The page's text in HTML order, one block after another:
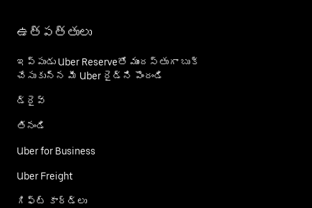
ఉత్పత్తులు
ఇప్పుడు Uber Reserveతో ముందస్తుగా బుక్
చేసుకున్న మీ Uber రైడ్‌ని పొందండి
డ్రైవ్
తినండి
Uber for Business
Uber Freight
గిఫ్ట్ కార్డ్‌లు